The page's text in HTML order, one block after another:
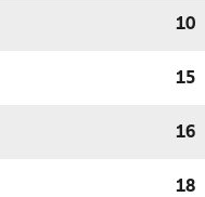
10
15
16
18